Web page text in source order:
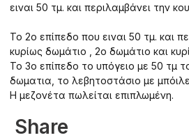
ειναι 50 τμ. και περιλαμβάνει την
Το 2ο επίπεδο που ειναι 50 τμ. και
κυρίως δωμάτιο , 2ο δωμάτιο και
Το 3ο επίπεδο το υπόγειο με 50 τμ
δωματια, το λεβητοστάσιο με
Η μεζονέτα πωλείται επιπλωμένη.
Share